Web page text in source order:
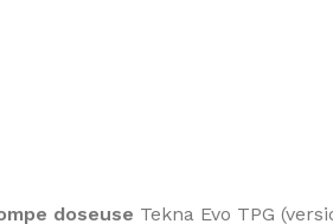
doseuse Tekna Evo TPG